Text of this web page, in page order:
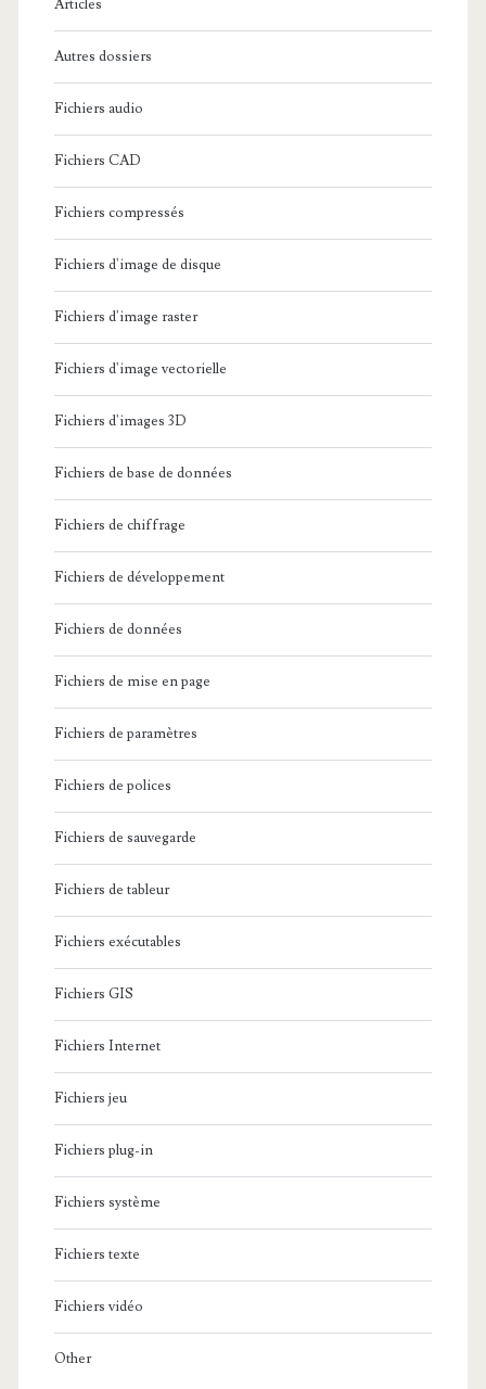
:
Articles
Autres dossiers
Fichiers audio
Fichiers CAD
Fichiers compressés
Fichiers d'image de disque
Fichiers d'image raster
Fichiers d'image vectorielle
Fichiers d'images 3D
Fichiers de base de données
Fichiers de chiffrage
Fichiers de développement
Fichiers de données
Fichiers de mise en page
Fichiers de paramètres
Fichiers de polices
Fichiers de sauvegarde
Fichiers de tableur
Fichiers exécutables
Fichiers GIS
Fichiers Internet
Fichiers jeu
Fichiers plug-in
Fichiers système
Fichiers texte
Fichiers vidéo
Other